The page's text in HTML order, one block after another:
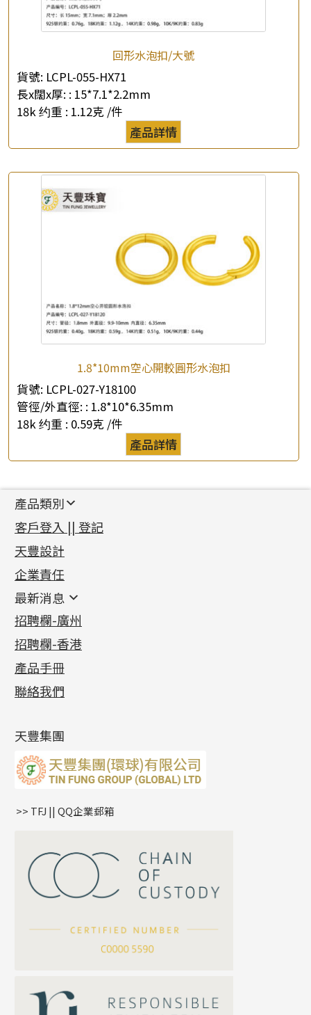
回形水泡扣/大號
貨號: LCPL-055-HX71
長x闊x厚: : 15*7.1*2.2mm
18k 约重 : 1.12克 /件
產品詳情
1.8*10mm空心開較圓形水泡扣
貨號: LCPL-027-Y18100
管徑/外直徑: : 1.8*10*6.35mm
18k 约重 : 0.59克 /件
產品詳情
公司名稱
產品類別
新產品
足金系列
足金配件
機織鏈系列
珠仔鏈
镶口链
管狀網鏈
十字車花鏈系列
十字閃O鏈系列
十字錘打鏈系列
側身車花鏈系列
側身鏈系列
雙十字鏈系列
水波鏈系列
蛇骨鏈系列
鏈尾系列
嘴唇鏈系列
S車花鏈系列
珍珠鏈系列
坦克鏈系列
滿天星鏈系列
方假繩鏈系列
首飾配件
耳環類配件
卷迫系列
螺絲迫系列
梅花迫系列
平臺迫系列
綫拍系列
美拍系列
耳環扣系列
耳綫/耳鈎系列
耳環爪頭
耳環
鏈類配件
動感車花吊墜
調節珠系列
生圈扣系列
龍蝦扣系列
鴨俐制系列
字母吊墜
相盒吊墜
項鏈吊墜
生肖吊墜
星座吊墜
珠扣
其他類配件
珠盤系列
袖口鈕系列
焊片及鐳射綫
空心車花管
珠類配件
無孔光身珠
空心光身珠
無孔批花珠
鑲口類
四爪頭系列
六爪頭系列
車花片
動感車花片
鑲口戒指
鑲口手鏈系列
首飾系列
手镯系列
戒指系列
空心耳環
空心车花管首饰链
空心手鐲系列
貴金屬原料
千足金
記憶金屬系列
記憶戒指
拉簧珠珠手鏈
記憶鈦手鐲
客戶登入 || 登記
天豐設計
企業責任
最新消息
最新消息
各項證書(2)
相片集(9)
展覽會資訊
最新產品資訊
招聘欄-廣州
招聘欄-香港
產品手冊
聯絡我們
天豐集團
>> TFJ || QQ企業郵箱